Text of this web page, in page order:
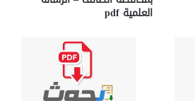
العلمية pdf